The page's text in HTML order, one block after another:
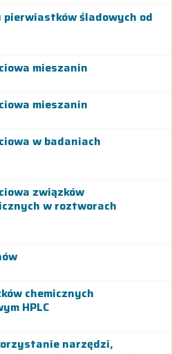
śladowych od
mieszanin
mieszanin
w badaniach
związków
w roztworach
chemicznych
HPLC
narzędzi,